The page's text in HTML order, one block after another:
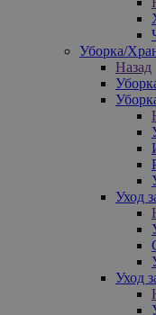
Уборка/
Назад
Уход
Уход